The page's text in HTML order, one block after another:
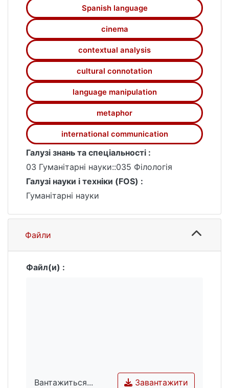
фільмів, відображений лексико-
семантичними особливостями мовлення
персонажів, розширюють комунікативну
та лінгвокраїнознавчу компетентності
глядачів сучасного глобалізованого світу.
Spanish language
cinema
contextual analysis
cultural connotation
language manipulation
metaphor
international communication
Галузі знань та спеціальності :
03 Гуманітарні науки::035 Філологія
Галузі науки і техніки (FOS) :
Гуманітарні науки
Файли
Файл(и) :
Вантажиться...
Завантажити